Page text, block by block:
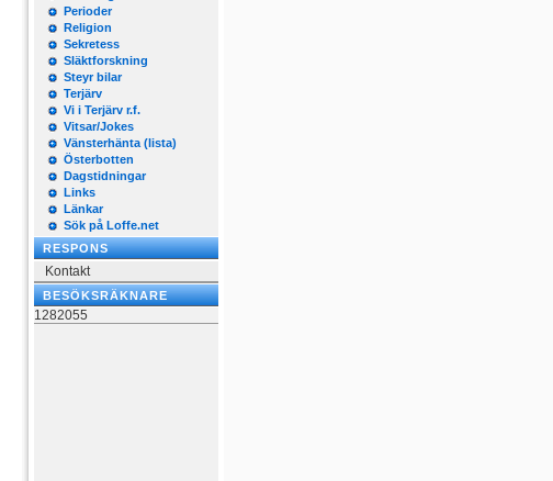
Perioder
Religion
Sekretess
Släktforskning
Steyr bilar
Terjärv
Vi i Terjärv r.f.
Vitsar/Jokes
Vänsterhänta (lista)
Österbotten
Dagstidningar
Links
Länkar
Sök på Loffe.net
RESPONS
Kontakt
BESÖKSRÄKNARE
1282055